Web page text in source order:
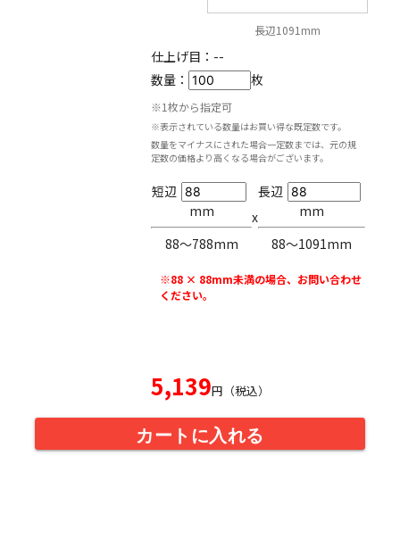
長辺1091mm
仕上げ目： --
数量：
枚
※1枚から指定可
※表示されている数量はお買い得な既定数です。
数量をマイナスにされた場合一定数までは、元の規
定数の価格より高くなる場合がございます。
短辺
mm
88〜788mm
x
長辺
mm
88〜1091mm
※88 × 88mm未満の場合、お問い合わせ
ください。
5,139円（税込）
カートに入れる